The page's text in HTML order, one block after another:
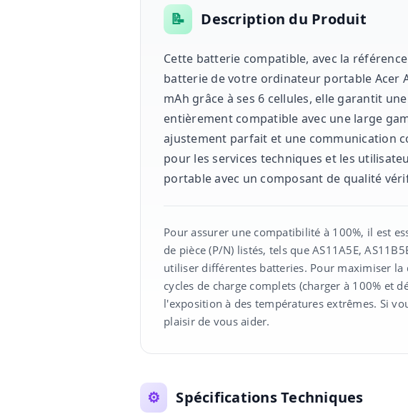
📝 Description du Produit
Cette batterie compatible, avec la
batterie de votre ordinateur portable Acer
mAh grâce à ses 6 cellules, elle garantit
entièrement compatible avec une large
ajustement parfait et une communication
pour les services techniques et les
portable avec un composant de qualité
Pour assurer une compatibilité à 100%, il est
de pièce (P/N) listés, tels que AS11A5E,
utiliser différentes batteries. Pour maximiser
cycles de charge complets (charger à 100% et
l'exposition à des températures extrêmes. Si
plaisir de vous aider.
⚙️ Spécifications Techniques